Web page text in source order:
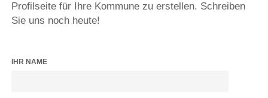
Profilseite für Ihre Kommune zu erstellen. Schreiben
Sie uns noch heute!
IHR NAME